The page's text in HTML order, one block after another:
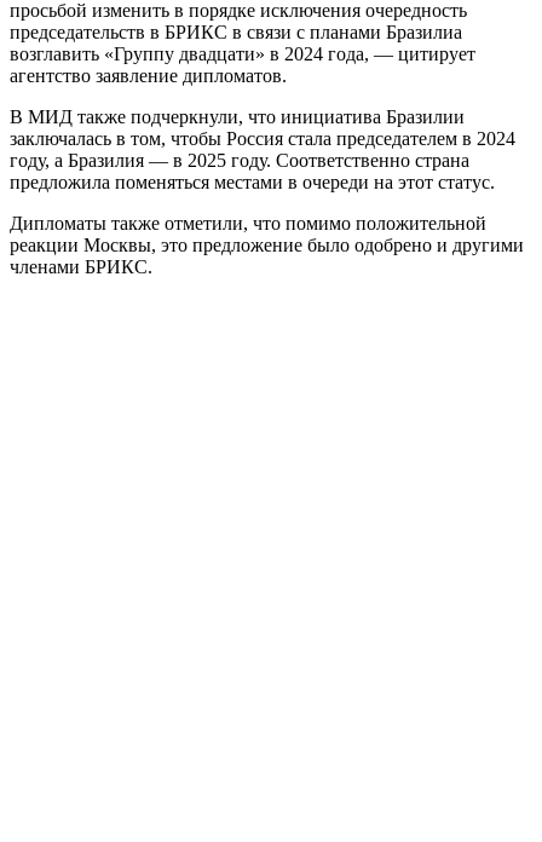
просьбой изменить в порядке исключения очередность
председательств в БРИКС в связи с планами Бразилиа
возглавить «Группу двадцати» в 2024 года, — цитирует
агентство заявление дипломатов.
В МИД также подчеркнули, что инициатива Бразилии
заключалась в том, чтобы Россия стала председателем в 2024
году, а Бразилия — в 2025 году. Соответственно страна
предложила поменяться местами в очереди на этот статус.
Дипломаты также отметили, что помимо положительной
реакции Москвы, это предложение было одобрено и другими
членами БРИКС.